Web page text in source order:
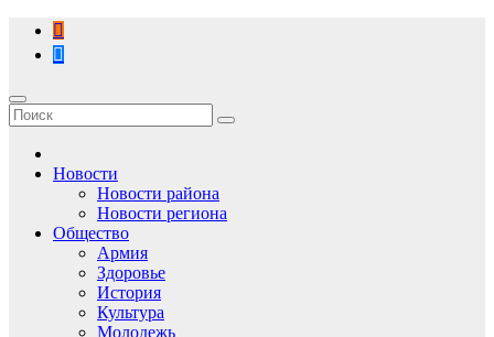
Перейти
содержимому
Новости
Новости района
Новости региона
Общество
Армия
Здоровье
История
Культура
Молодежь